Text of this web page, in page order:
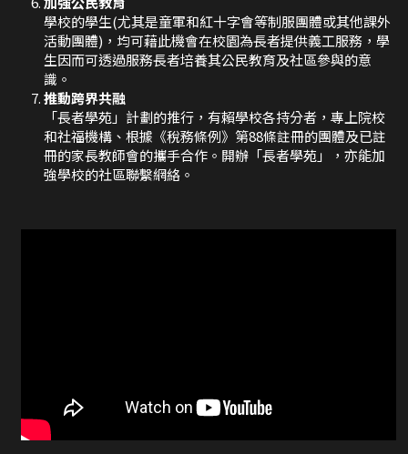
學校的學生(尤其是童軍和紅十字會等制服團體或其他課外
活動團體)，均可藉此機會在校園為長者提供義工服務，學
生因而可透過服務長者培養其公民教育及社區參與的意
識。
推動跨界共融
「長者學苑」計劃的推行，有賴學校各持分者，專上院校
和社福機構、根據《稅務條例》第88條註冊的團體及已註
冊的家長教師會的攜手合作。開辦「長者學苑」，亦能加
強學校的社區聯繫網絡。